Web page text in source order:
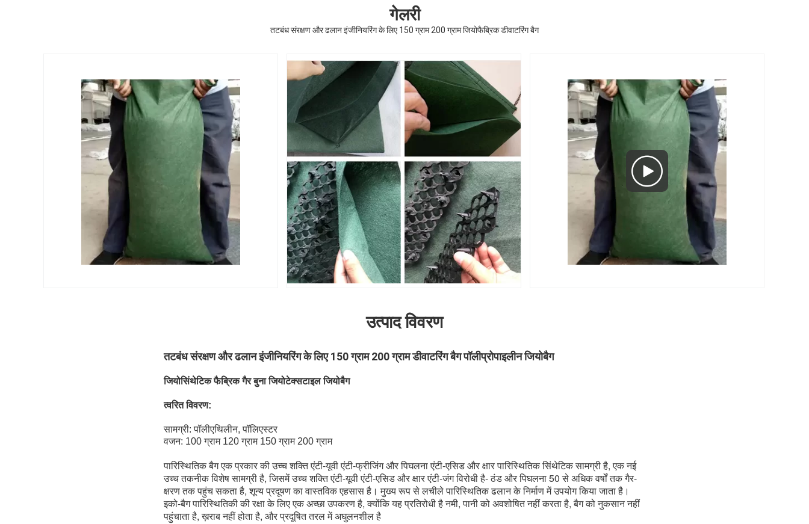
गेलरी
तटबंध संरक्षण और ढलान इंजीनियरिंग के लिए 150 ग्राम 200 ग्राम जियोफैब्रिक डीवाटरिंग बैग
उत्पाद विवरण
तटबंध संरक्षण और ढलान इंजीनियरिंग के लिए 150 ग्राम 200 ग्राम डीवाटरिंग बैग पॉलीप्रोपाइलीन जियोबैग
जियोसिंथेटिक फैब्रिक गैर बुना जियोटेक्सटाइल जियोबैग
त्वरित विवरण:
सामग्री: पॉलीएथिलीन, पॉलिएस्टर
वजन: 100 ग्राम 120 ग्राम 150 ग्राम 200 ग्राम
पारिस्थितिक बैग एक प्रकार की उच्च शक्ति एंटी-यूवी एंटी-फ्रीजिंग और पिघलना एंटी-एसिड और क्षार पारिस्थितिक सिंथेटिक सामग्री है, एक नई
उच्च तकनीक विशेष सामग्री है, जिसमें उच्च शक्ति एंटी-यूवी एंटी-एसिड और क्षार एंटी-जंग विरोधी है- ठंड और पिघलना 50 से अधिक वर्षों तक गैर-
क्षरण तक पहुंच सकता है, शून्य प्रदूषण का वास्तविक एहसास है। मुख्य रूप से लचीले पारिस्थितिक ढलान के निर्माण में उपयोग किया जाता है।
इको-बैग पारिस्थितिकी की रक्षा के लिए एक अच्छा उपकरण है, क्योंकि यह प्रतिरोधी है नमी, पानी को अवशोषित नहीं करता है, बैग को नुकसान नहीं
पहुंचाता है, ख़राब नहीं होता है, और प्रदूषित तरल में अघुलनशील है